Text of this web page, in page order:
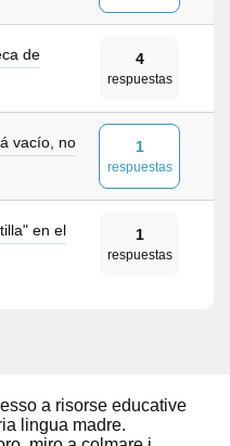
de
4
respuestas
vacío, no
1
respuestas
en el
1
respuestas
a risorse educative
lingua madre.